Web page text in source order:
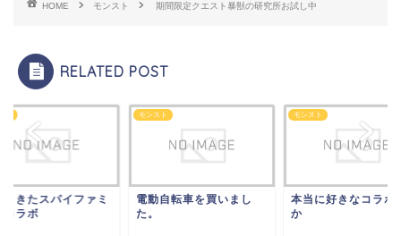
HOME モンスト 期間限定クエスト暴獣の研究所お試し中
RELATED POST
りきたスパイファミ
コラボ
モンスト
電動自転車を買いまし
た。
モンスト
本当に好きなコラボ
か